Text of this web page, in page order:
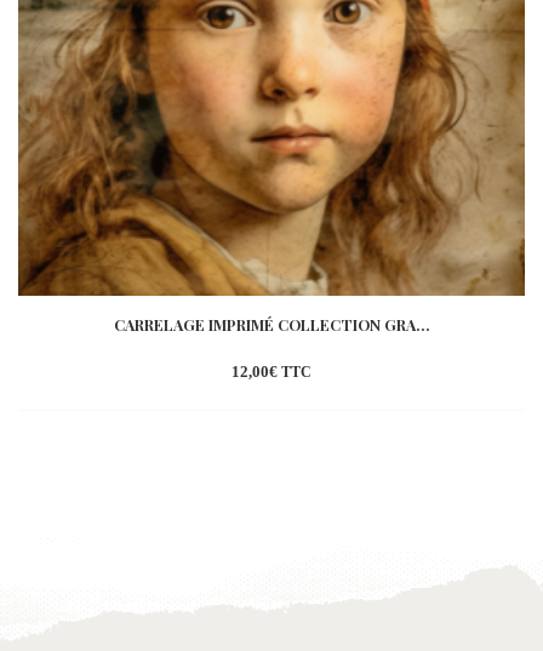
CARRELAGE IMPRIMÉ COLLECTION GRA...
12,00€ TTC